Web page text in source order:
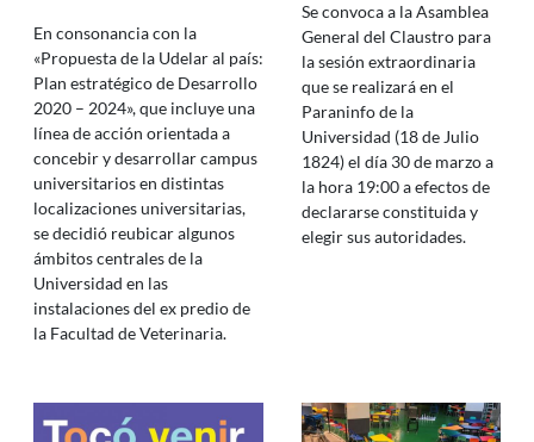
En consonancia con la
«Propuesta de la Udelar al país:
Plan estratégico de Desarrollo
2020 – 2024», que incluye una
línea de acción orientada a
concebir y desarrollar campus
universitarios en distintas
localizaciones universitarias,
se decidió reubicar algunos
ámbitos centrales de la
Universidad en las
instalaciones del ex predio de
la Facultad de Veterinaria.
Se convoca a la Asamblea
General del Claustro para
la sesión extraordinaria
que se realizará en el
Paraninfo de la
Universidad (18 de Julio
1824) el día 30 de marzo a
la hora 19:00 a efectos de
declararse constituida y
elegir sus autoridades.